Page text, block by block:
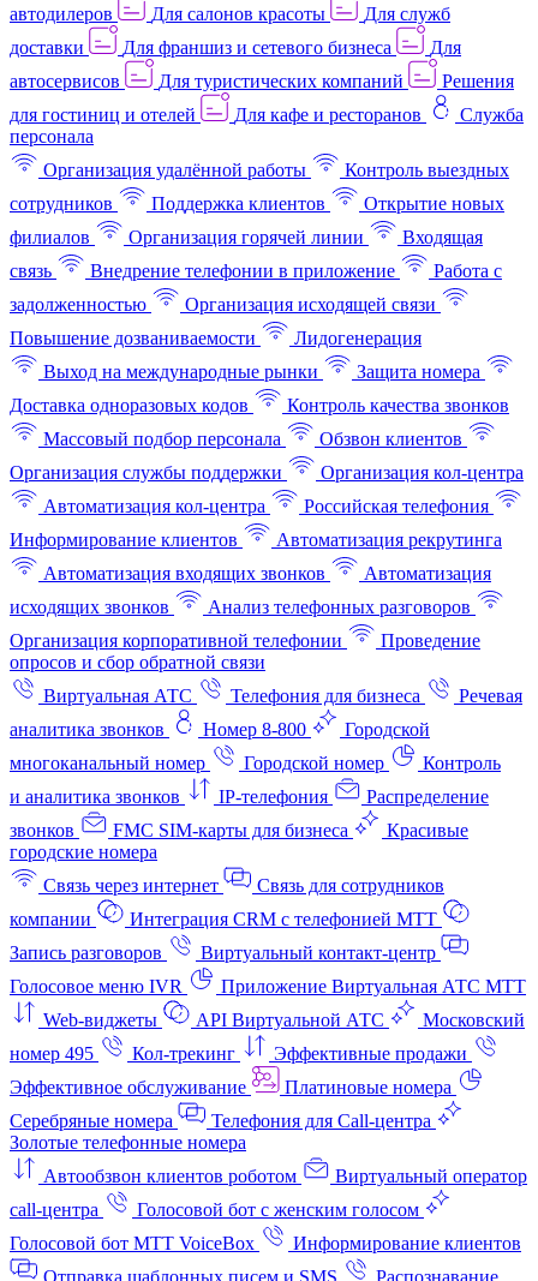
автодилеров
Для салонов красоты
Для служб
доставки
Для франшиз и сетевого бизнеса
Для
автосервисов
Для туристических компаний
Решения
для гостиниц и отелей
Для кафе и ресторанов
Служба
персонала
Организация удалённой работы
Контроль выездных
сотрудников
Поддержка клиентов
Открытие новых
филиалов
Организация горячей линии
Входящая
связь
Внедрение телефонии в приложение
Работа с
задолженностью
Организация исходящей связи
Повышение дозваниваемости
Лидогенерация
Выход на международные рынки
Защита номера
Доставка одноразовых кодов
Контроль качества звонков
Массовый подбор персонала
Обзвон клиентов
Организация службы поддержки
Организация кол-центра
Автоматизация кол-центра
Российская телефония
Информирование клиентов
Автоматизация рекрутинга
Автоматизация входящих звонков
Автоматизация
исходящих звонков
Анализ телефонных разговоров
Организация корпоративной телефонии
Проведение
опросов и сбор обратной связи
Виртуальная АТС
Телефония для бизнеса
Речевая
аналитика звонков
Номер 8-800
Городской
многоканальный номер
Городской номер
Контроль
и аналитика звонков
IP-телефония
Распределение
звонков
FMC SIM-карты для бизнеса
Красивые
городские номера
Связь через интернет
Связь для сотрудников
компании
Интеграция CRM с телефонией МТТ
Запись разговоров
Виртуальный контакт‑центр
Голосовое меню IVR
Приложение Виртуальная АТС МТТ
Web-виджеты
API Виртуальной АТС
Московский
номер 495
Кол-трекинг
Эффективные продажи
Эффективное обслуживание
Платиновые номера
Серебряные номера
Телефония для Call-центра
Золотые телефонные номера
Автообзвон клиентов роботом
Виртуальный оператор
call-центра
Голосовой бот с женским голосом
Голосовой бот МТТ VoiceBox
Информирование клиентов
Отправка шаблонных писем и SMS
Распознавание